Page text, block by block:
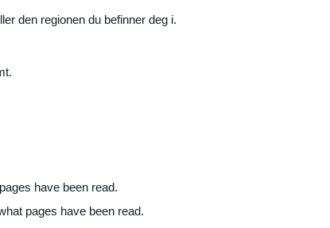
den regionen du befinner deg i.
have been read.
pages have been read.